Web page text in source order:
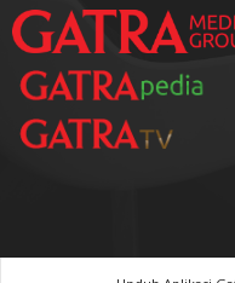
TERPOPULER